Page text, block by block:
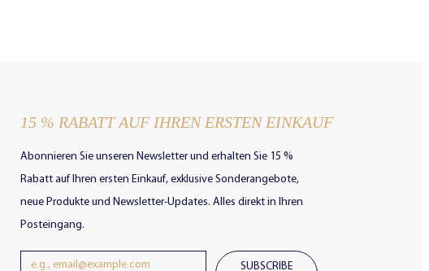
15 % RABATT AUF IHREN ERSTEN EINKAUF
Abonnieren Sie unseren Newsletter und erhalten Sie 15 %
Rabatt auf Ihren ersten Einkauf, exklusive Sonderangebote,
neue Produkte und Newsletter-Updates. Alles direkt in Ihren
Posteingang.
SUBSCRIBE